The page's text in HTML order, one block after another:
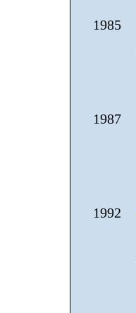
1985
1987
1992